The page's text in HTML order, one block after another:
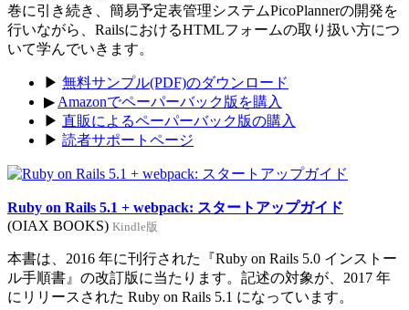
巻に引き続き、簡易予定表管理システムPicoPlannerの開発を
行いながら、RailsにおけるHTMLフォームの取り扱い方につ
いて学んでいきます。
▶ 無料サンプル(PDF)のダウンロード
▶ Amazonでペーパーバック版を購入
▶ 直販によるペーパーバック版の購入
▶ 読者サポートページ
Ruby on Rails 5.1 + webpack: スタートアップガイド
(OIAX BOOKS) Kindle版
本書は、2016 年に刊行された『Ruby on Rails 5.0 インストー
ル手順書』の改訂版に当たります。記述の対象が、2017 年
にリリースされた Ruby on Rails 5.1 になっています。